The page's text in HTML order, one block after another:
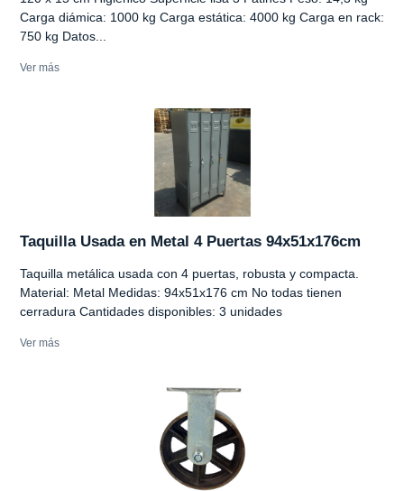
Carga diámica: 1000 kg Carga estática: 4000 kg Carga en rack:
750 kg Datos...
Ver más
Taquilla Usada en Metal 4 Puertas 94x51x176cm
Taquilla metálica usada con 4 puertas, robusta y compacta.
Material: Metal Medidas: 94x51x176 cm No todas tienen
cerradura Cantidades disponibles: 3 unidades
Ver más